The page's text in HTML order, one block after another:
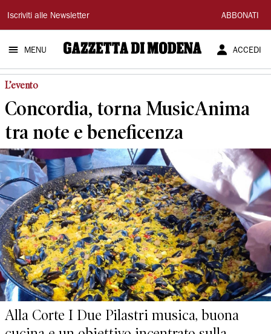
Gazzetta
di
Modena
Iscriviti alle Newsletter ABBONATI
MENU ACCEDI
L’evento
Concordia, torna MusicAnima
tra note e beneficenza
Alla Corte I Due Pilastri musica, buona